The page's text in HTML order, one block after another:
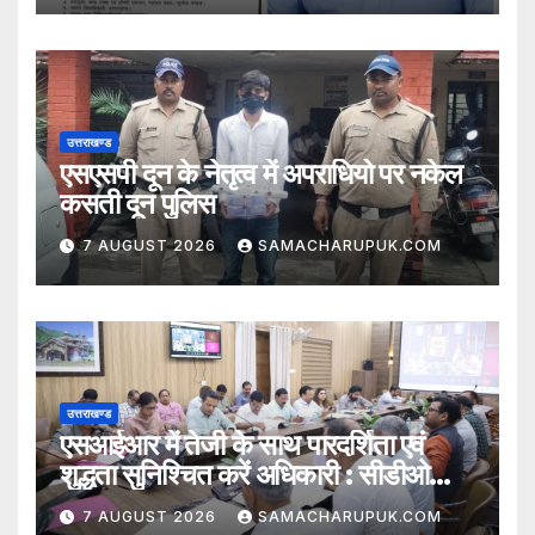
उत्तराखण्ड
एसएसपी दून के नेतृत्व में अपराधियो पर नकेल
कसती दून पुलिस
7 AUGUST 2026 SAMACHARUPUK.COM
उत्तराखण्ड
एसआईआर में तेजी के साथ पारदर्शिता एवं
शुद्धता सुनिश्चित करें अधिकारी : सीडीओ
अभिनव शाह
7 AUGUST 2026 SAMACHARUPUK.COM